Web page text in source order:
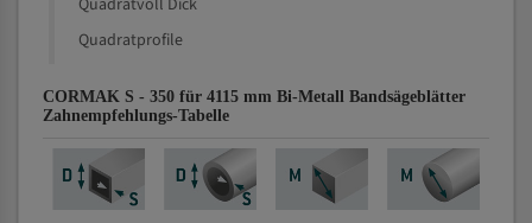
Quadratvoll Dick
Quadratprofile
CORMAK S - 350 für 4115 mm Bi-Metall Bandsägeblätter
Zahnempfehlungs-Tabelle